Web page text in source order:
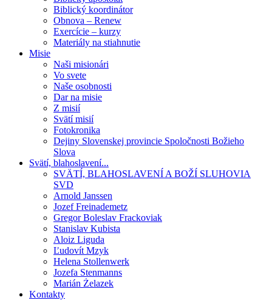
Biblický koordinátor
Obnova – Renew
Exercície – kurzy
Materiály na stiahnutie
Misie
Naši misionári
Vo svete
Naše osobnosti
Dar na misie
Z misií
Svätí misií
Fotokronika
Dejiny Slovenskej provincie Spoločnosti Božieho
Slova
Svätí, blahoslavení...
SVÄTÍ, BLAHOSLAVENÍ A BOŽÍ SLUHOVIA
SVD
Arnold Janssen
Jozef Freinademetz
Gregor Boleslav Frackoviak
Stanislav Kubista
Aloiz Liguda
Ľudovít Mzyk
Helena Stollenwerk
Jozefa Stenmanns
Marián Żelazek
Kontakty